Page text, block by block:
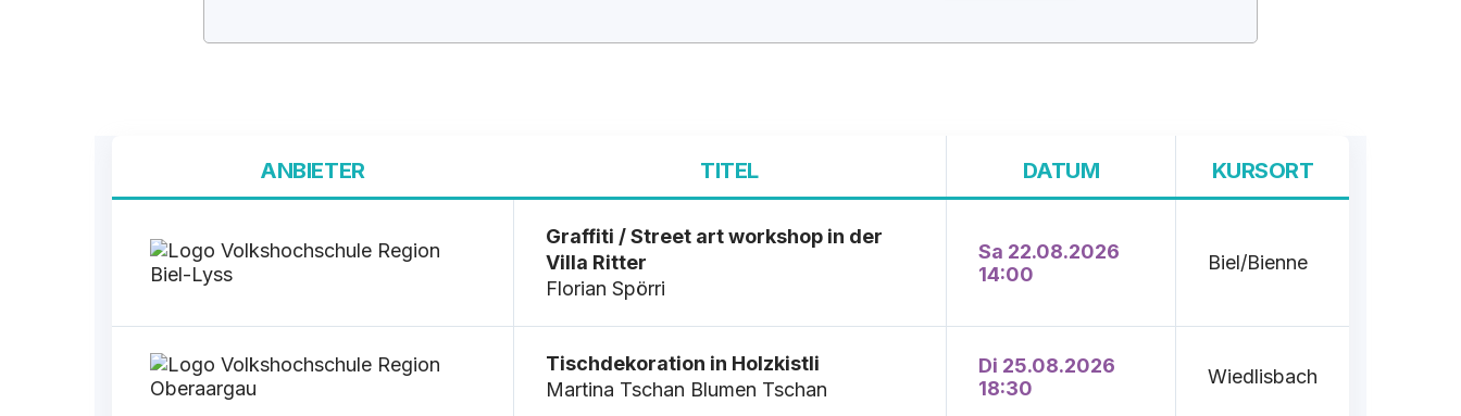
ANBIETER TITEL DATUM KURSORT
Graffiti / Street art workshop in der
Villa Ritter
Florian Spörri
Sa 22.08.2026
14:00
Biel/Bienne
Tischdekoration in Holzkistli
Martina Tschan Blumen Tschan
Di 25.08.2026
18:30
Wiedlisbach